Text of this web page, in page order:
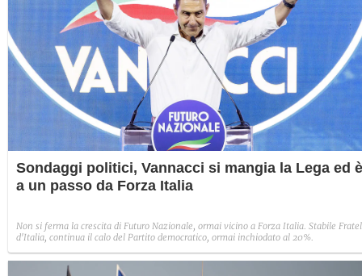
Sondaggi politici, Vannacci si mangia la Lega ed è
a un passo da Forza Italia
Non si ferma la crescita di Futuro Nazionale, ormai vicino a Forza Italia. Stabile
d'Italia, continua il calo del Partito democratico, ormai inchiodato al 20%.